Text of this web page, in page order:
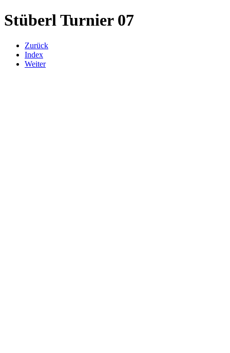
Stüberl Turnier 07
Zurück
Index
Weiter